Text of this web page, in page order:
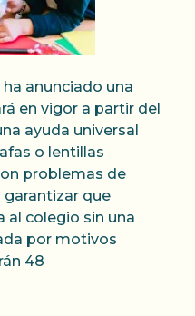
anunciado una
en vigor a partir del
ayuda universal
o lentillas
problemas de
garantizar que
al colegio sin una
por motivos
48